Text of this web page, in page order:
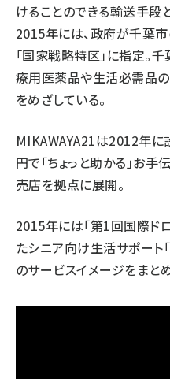
けることのできる輸送手段
2015年には、政府が千葉
「国家戦略特区」に指定。
療用医薬品や生活必需品
をめざしている。
MIKAWAYA21は2012年に
円で「ちょっと助かる」お
売店を拠点に展開。
2015年には「第1回国際ド
たシニア向け生活サポート
のサービスイメージをまと